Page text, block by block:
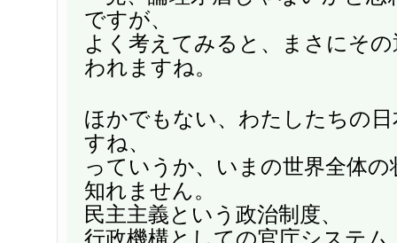
ですが、
よく考えてみると、まさにそ
われますね。
ほかでもない、わたしたちの
すね、
っていうか、いまの世界全体
知れません。
民主主義という政治制度、
行政機構としての官庁システム